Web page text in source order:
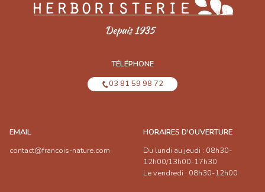
TÉLÉPHONE
03 81 59 98 72
EMAIL
contact@francois-nature.com
HORAIRES D'OUVERTURE
Du lundi au jeudi : 08h30-
12h00/13h00-17h30
Le vendredi : 08h30-12h00